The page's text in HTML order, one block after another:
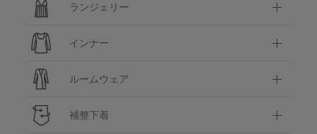
ランジェリー
インナー
ルームウェア
補整下着